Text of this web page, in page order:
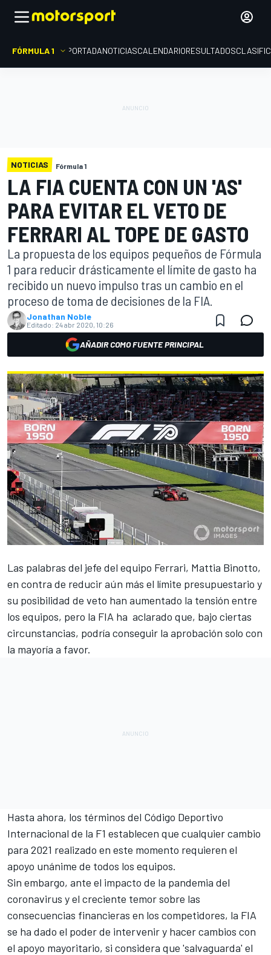
FÓRMULA 1 PORTADANOTICIASCALENDARIORESULTADOS
NOTICIAS Fórmula 1
LA FIA CUENTA CON UN 'AS'
PARA EVITAR EL VETO DE
FERRARI AL TOPE DE GASTO
La propuesta de los equipos pequeños de Fórmula
1 para reducir drásticamente el límite de gasto ha
recibido un nuevo impulso tras un cambio en el
proceso de toma de decisiones de la FIA.
Jonathan Noble
Editado: 24 abr 2020, 10:26
AÑADIR COMO FUENTE PRINCIPAL
Las palabras del jefe del equipo Ferrari, Mattia Binotto,
en contra de reducir aún más el límite presupuestario y
su posibilidad de veto han aumentado la tensión entre
los equipos, pero la FIA ha aclarado que, bajo ciertas
circunstancias, podría conseguir la aprobación solo con
la mayoría a favor.
Hasta ahora, los términos del Código Deportivo
Internacional de la F1 establecen que cualquier cambio
para 2021 realizado en este momento requieren el
apoyo unánime de todos los equipos.
Sin embargo, ante el impacto de la pandemia del
coronavirus y el creciente temor sobre las
consecuencias financieras en los competidores, la FIA
se ha dado el poder de intervenir y hacer cambios con
el apoyo mayoritario, si considera que 'salvaguarda' el